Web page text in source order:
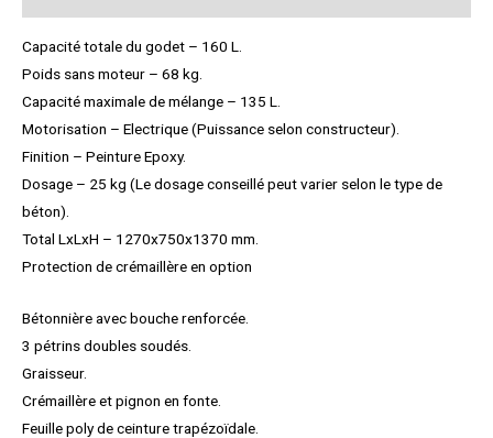
Capacité totale du godet – 160 L.
Poids sans moteur – 68 kg.
Capacité maximale de mélange – 135 L.
Motorisation – Electrique (Puissance selon constructeur).
Finition – Peinture Epoxy.
Dosage – 25 kg (Le dosage conseillé peut varier selon le type de
béton).
Total LxLxH – 1270x750x1370 mm.
Protection de crémaillère en option
Bétonnière avec bouche renforcée.
3 pétrins doubles soudés.
Graisseur.
Crémaillère et pignon en fonte.
Feuille poly de ceinture trapézoïdale.